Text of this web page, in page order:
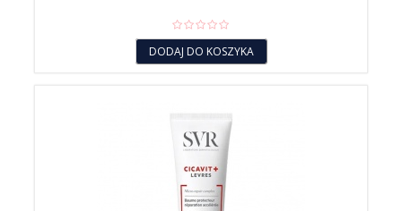
DODAJ DO KOSZYKA